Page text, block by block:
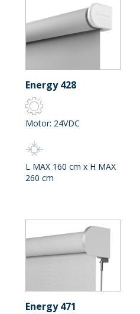
Energy 428
Motor: 24VDC
L MAX 160 cm x H MAX
260 cm
Energy 471